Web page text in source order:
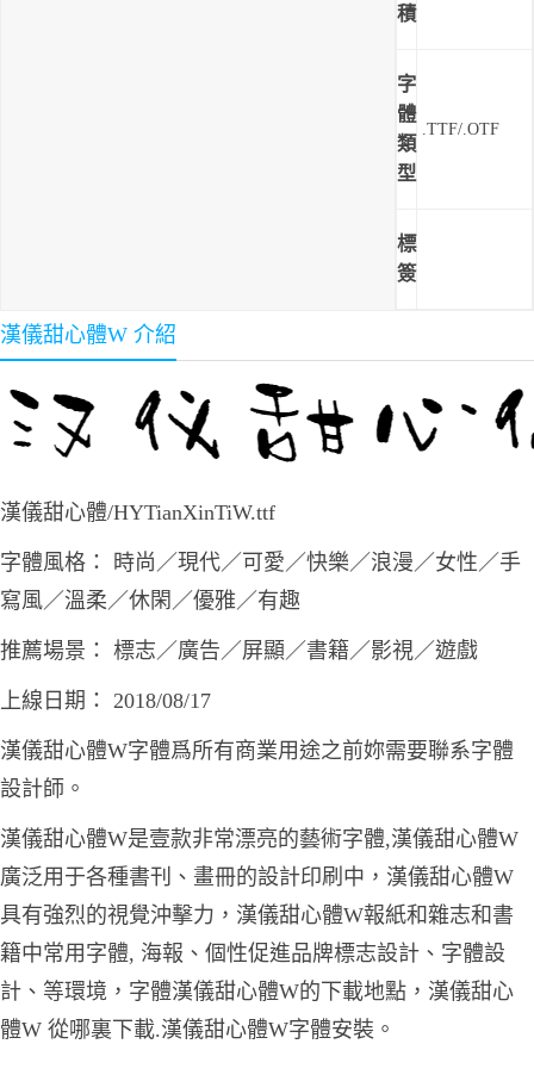
積
字
體
類
型
.TTF/.OTF
標
簽
漢儀甜心體W 介紹
漢儀甜心體/HYTianXinTiW.ttf
字體風格： 時尚／現代／可愛／快樂／浪漫／女性／手
寫風／溫柔／休閑／優雅／有趣
推薦場景： 標志／廣告／屏顯／書籍／影視／遊戲
上線日期： 2018/08/17
漢儀甜心體W字體爲所有商業用途之前妳需要聯系字體
設計師。
漢儀甜心體W是壹款非常漂亮的藝術字體,漢儀甜心體W
廣泛用于各種書刊、畫冊的設計印刷中，漢儀甜心體W
具有強烈的視覺沖擊力，漢儀甜心體W報紙和雜志和書
籍中常用字體, 海報、個性促進品牌標志設計、字體設
計、等環境，字體漢儀甜心體W的下載地點，漢儀甜心
體W 從哪裏下載.漢儀甜心體W字體安裝。